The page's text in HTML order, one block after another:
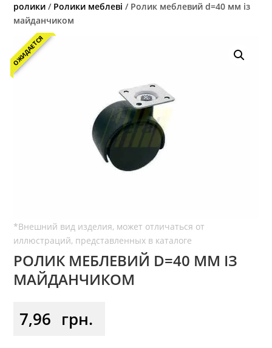
ролики / Ролики меблеві / Ролик меблевий d=40 мм із
майданчиком
ОЖИДАЕТСЯ
РОЛИК МЕБЛЕВИЙ D=40 ММ ІЗ
МАЙДАНЧИКОМ
7,96 грн.